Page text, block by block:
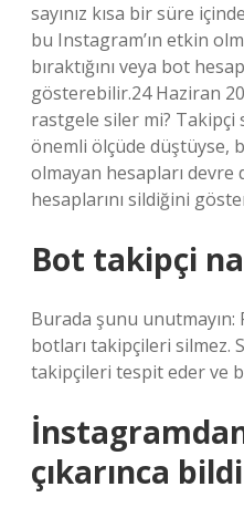
sayınız kısa bir süre
bu Instagram’ın etkin
bıraktığını veya bot
gösterebilir.24 Haziran
rastgele siler mi? Takipçi
önemli ölçüde düştüyse,
olmayan hesapları devre
hesaplarını sildiğini
Bot takipçi
Burada şunu
botları takipçileri silmez.
takipçileri tespit eder ve
çıkarınca